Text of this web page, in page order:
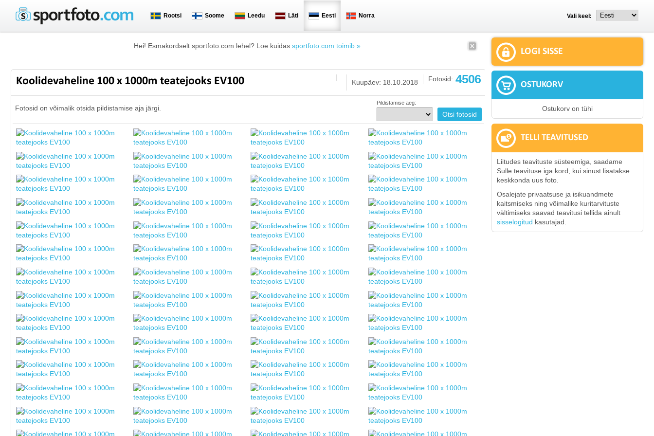
Rootsi Soome Leedu Läti Eesti Norra Vali keel:
Hei! Esmakordselt sportfoto.com lehel? Loe kuidas sportfoto.com toimib »
Koolidevaheline 100 x 1000m teatejooks EV100 Fotosid: 4506
Kuupäev: 18.10.2018
Fotosid on võimalik otsida pildistamise aja järgi.
Pildistamise aeg:
LOGI SISSE
OSTUKORV
Ostukorv on tühi
TELLI TEAVITUSED
Liitudes teavituste süsteemiga, saadame
Sulle teavituse iga kord, kui sinust lisatakse
keskkonda uus foto.
Osalejate privaatsuse ja isikuandmete
kaitsmiseks ning võimalike kuritarvituste
vältimiseks saavad teavitusi tellida ainult
sisselogitud kasutajad.